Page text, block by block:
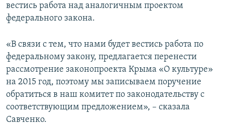
Все сайты RFE/RL
вестись работа над аналогичным проектом
федерального закона.
«В связи с тем, что нами будет вестись работа по
федеральному закону, предлагается перенести
рассмотрение законопроекта Крыма «О культуре»
на 2015 год, поэтому мы записываем поручение
обратиться в наш комитет по законодательству с
соответствующим предложением», – сказала
Савченко.